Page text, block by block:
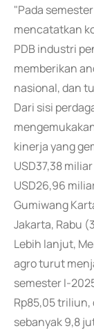
"Pada
mencatatkan
PDB industri
memberikan
nasional, dan
Dari sisi
kinerja yang
USD37,38
USD26,96
Gumiwang
Jakarta, Rabu
Lebih lanjut,
agro turut
semester I-
Rp85,05
sebanyak 9,8